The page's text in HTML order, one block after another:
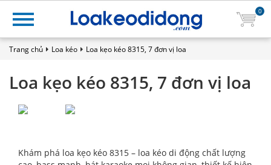
0
Trang chủ Loa kéo Loa kẹo kéo 8315, 7 đơn vị loa
Loa kẹo kéo 8315, 7 đơn vị loa
Khám phá loa kẹo kéo 8315 – loa kéo di động chất lượng